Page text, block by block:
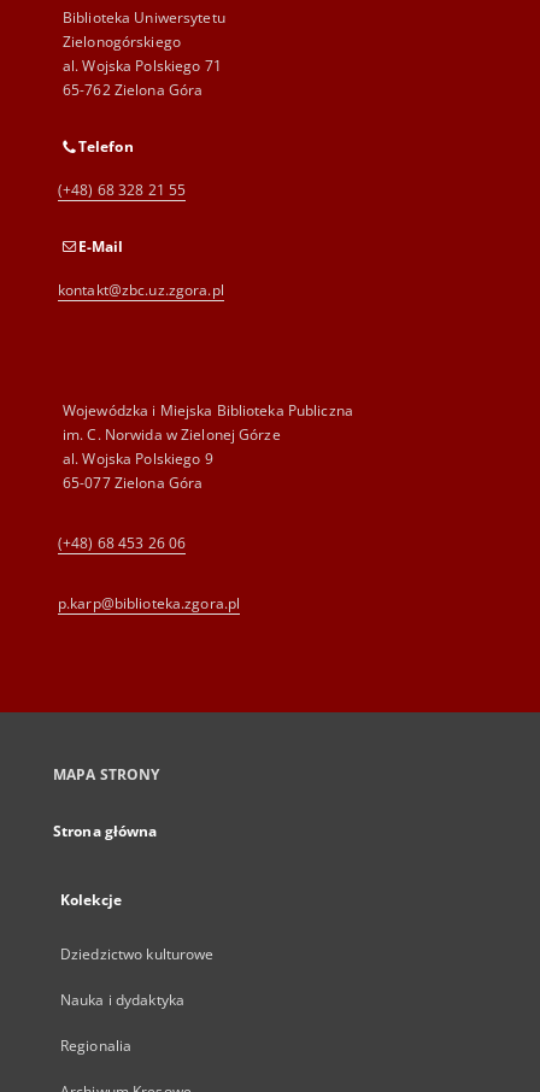
Biblioteka Uniwersytetu
Zielonogórskiego
al. Wojska Polskiego 71
65-762 Zielona Góra
Telefon
(+48) 68 328 21 55
E-Mail
kontakt@zbc.uz.zgora.pl
Wojewódzka i Miejska Biblioteka Publiczna
im. C. Norwida w Zielonej Górze
al. Wojska Polskiego 9
65-077 Zielona Góra
(+48) 68 453 26 06
p.karp@biblioteka.zgora.pl
MAPA STRONY
Strona główna
Kolekcje
Dziedzictwo kulturowe
Nauka i dydaktyka
Regionalia